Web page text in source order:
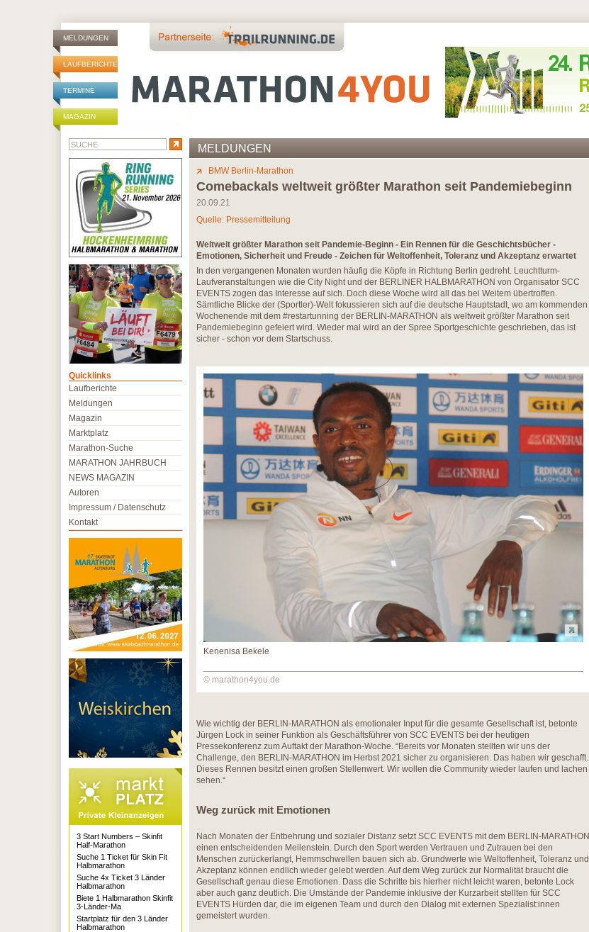
MELDUNGEN
LAUFBERICHTE
TERMINE
MAGAZIN
MELDUNGEN
BMW Berlin-Marathon
Comebackals weltweit größter Marathon seit Pandemiebeginn
20.09.21
Quelle: Pressemitteilung
Weltweit größter Marathon seit Pandemie-Beginn - Ein Rennen für die Geschichtsbücher -
Emotionen, Sicherheit und Freude - Zeichen für Weltoffenheit, Toleranz und Akzeptanz erwartet
In den vergangenen Monaten wurden häufig die Köpfe in Richtung Berlin gedreht. Leuchtturm-
Laufveranstaltungen wie die City Night und der BERLINER HALBMARATHON von Organisator SCC
EVENTS zogen das Interesse auf sich. Doch diese Woche wird all das bei Weitem übertroffen.
Sämtliche Blicke der (Sportler)-Welt fokussieren sich auf die deutsche Hauptstadt, wo am kommenden
Wochenende mit dem #restartunning der BERLIN-MARATHON als weltweit größter Marathon seit
Pandemiebeginn gefeiert wird. Wieder mal wird an der Spree Sportgeschichte geschrieben, das ist
sicher - schon vor dem Startschuss.
Kenenisa Bekele
© marathon4you.de
Wie wichtig der BERLIN-MARATHON als emotionaler Input für die gesamte Gesellschaft ist, betonte
Jürgen Lock in seiner Funktion als Geschäftsführer von SCC EVENTS bei der heutigen
Pressekonferenz zum Auftakt der Marathon-Woche. “Bereits vor Monaten stellten wir uns der
Challenge, den BERLIN-MARATHON im Herbst 2021 sicher zu organisieren. Das haben wir geschafft.
Dieses Rennen besitzt einen großen Stellenwert. Wir wollen die Community wieder laufen und lachen
sehen.“
Weg zurück mit Emotionen
Nach Monaten der Entbehrung und sozialer Distanz setzt SCC EVENTS mit dem BERLIN-MARATHON
einen entscheidenden Meilenstein. Durch den Sport werden Vertrauen und Zutrauen bei den
Menschen zurückerlangt, Hemmschwellen bauen sich ab. Grundwerte wie Weltoffenheit, Toleranz und
Akzeptanz können endlich wieder gelebt werden. Auf dem Weg zurück zur Normalität braucht die
Gesellschaft genau diese Emotionen. Dass die Schritte bis hierher nicht leicht waren, betonte Lock
aber auch ganz deutlich. Die Umstände der Pandemie inklusive der Kurzarbeit stellten für SCC
EVENTS Hürden dar, die im eigenen Team und durch den Dialog mit externen Spezialist:innen
gemeistert wurden.
Quicklinks
Laufberichte
Meldungen
Magazin
Marktplatz
Marathon-Suche
MARATHON JAHRBUCH
NEWS MAGAZIN
Autoren
Impressum / Datenschutz
Kontakt
3 Start Numbers – Skinfit
Half-Marathon
Suche 1 Ticket für Skin Fit
Halbmarathon
Suche 4x Ticket 3 Länder
Halbmarathon
Biete 1 Halbmarathon Skinfit
3-Länder-Ma
Startplatz für den 3 Länder
Halbmarathon